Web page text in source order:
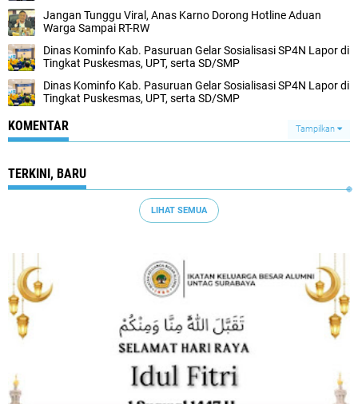
Jangan Tunggu Viral, Anas Karno Dorong Hotline Aduan
Warga Sampai RT-RW
Dinas Kominfo Kab. Pasuruan Gelar Sosialisasi SP4N Lapor di
Tingkat Puskesmas, UPT, serta SD/SMP
Dinas Kominfo Kab. Pasuruan Gelar Sosialisasi SP4N Lapor di
Tingkat Puskesmas, UPT, serta SD/SMP
KOMENTAR Tampilkan
TERKINI, BARU
LIHAT SEMUA